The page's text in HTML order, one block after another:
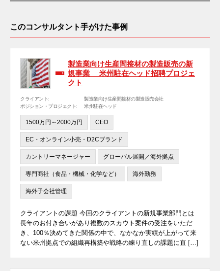
このコンサルタント手がけた事例
製造業向け生産間接材の製造販売の新
規事業 米州駐在ヘッド招聘プロジェ
クト
クライアント:
製造業向け生産間接材の製造販売会社
ポジション・プロジェクト:
米州駐在ヘッド
1500万円～2000万円 CEO
EC・オンライン小売・D2Cブランド
カントリーマネージャー グローバル展開／海外拠点
専門商社（食品・機械・化学など） 海外勤務
海外子会社管理
クライアントの課題 今回のクライアントの新規事業部門とは
長年のお付き合いがあり複数のスカウト案件の受注をいただ
き、100％決めてきた関係の中で、なかなか実績が上がって来
ない米州拠点での組織再構築や戦略の練り直しの課題に直 […]